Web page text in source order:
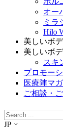
オー
ミラ
Hilo
美しいボ
美しいボ
スキ
プロモー
医療陣マ
ご相談・
JP